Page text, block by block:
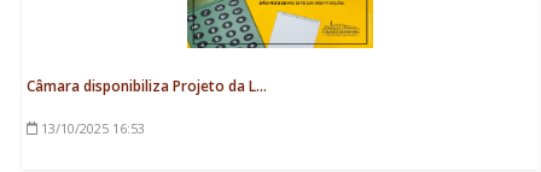
Câmara disponibiliza Projeto da L...
13/10/2025 16:53